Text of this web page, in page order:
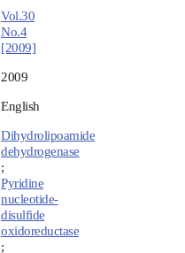
Vol.30
No.4
[2009]
2009
English
Dihydrolipoamide
dehydrogenase
;
Pyridine
nucleotide-
disulfide
oxidoreductase
;